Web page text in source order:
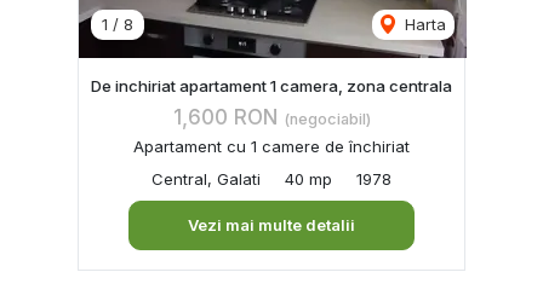
1 / 8 Harta
De inchiriat apartament 1 camera, zona centrala
1,600 RON (negociabil)
Apartament cu 1 camere de închiriat
Central, Galati
40 mp 1978
Vezi mai multe detalii